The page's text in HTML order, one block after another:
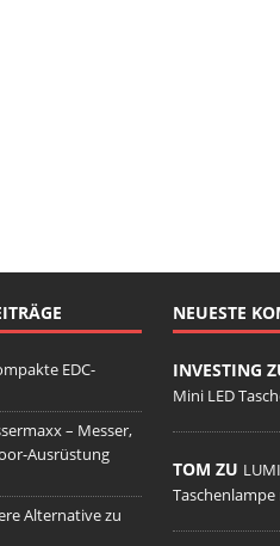
EDC-
– Messer,
Ausrüstung
Alternative zu
NEUESTE
INVESTING
Mini LED
TOM ZU